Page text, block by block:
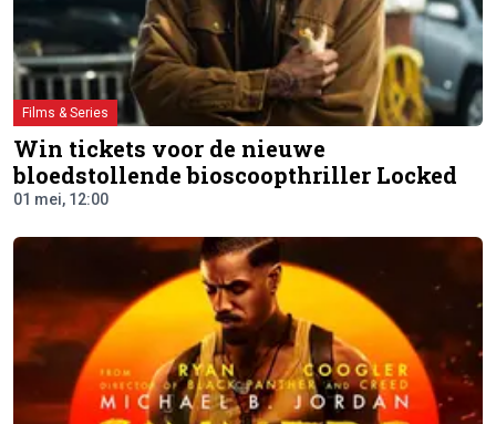
Films & Series
Win tickets voor de nieuwe
bloedstollende bioscoopthriller Locked
01 mei, 12:00